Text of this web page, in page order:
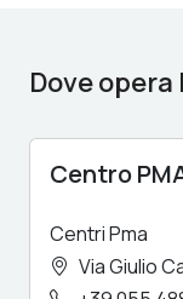
Dove
Centro
Centri Pma
Via Giulio